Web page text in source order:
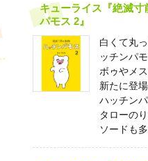
キューライス『絶滅
パモス 2』
白くて丸
ッチンパ
ボゥやメ
新たに登
ハッチン
タローの
ソードも多